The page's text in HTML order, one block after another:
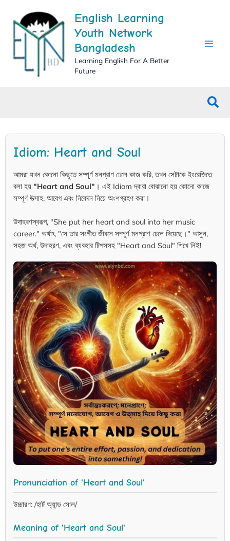
content
English Learning
Youth Network
Bangladesh
Learning English For A Better
Future
Idiom: Heart and Soul
আমরা যখন কোনো কিছুতে সম্পূর্ণ মনপ্রাণ ঢেলে কাজ করি, তখন সেটাকে ইংরেজিতে
বলা হয় "Heart and Soul" । এই Idiom দ্বারা বোঝানো হয় কোনো কাজে
সম্পূর্ণ উত্সাহ, আবেগ এবং নিবেদন নিয়ে অংশগ্রহণ করা।
উদাহরণস্বরূপ, "She put her heart and soul into her music
career." অর্থাৎ, "সে তার সংগীত জীবনে সম্পূর্ণ মনপ্রাণ ঢেলে দিয়েছে।" আসুন,
সহজ অর্থ, উদাহরণ, এবং ব্যবহার টিপসসহ "Heart and Soul" শিখে নিই!
Pronunciation of 'Heart and Soul'
উচ্চারণ: /হার্ট অ্যান্ড সোল/
Meaning of 'Heart and Soul'